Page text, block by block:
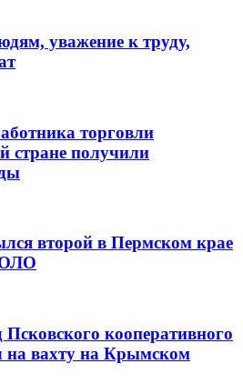
уважение к труду,
торговли
стране получили
второй в Пермском крае
Псковского кооперативного
на вахту на Крымском